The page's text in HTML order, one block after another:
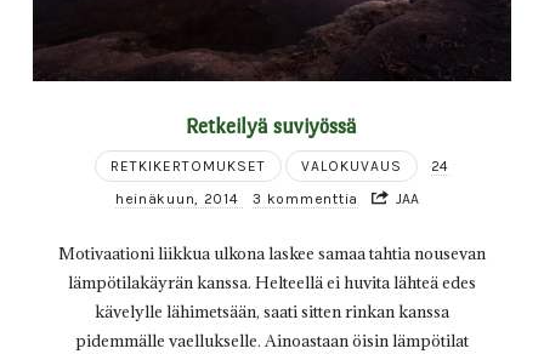
Retkeilyä suviyössä
RETKIKERTOMUKSET VALOKUVAUS
24
heinäkuun, 2014
3 kommenttia JAA
Motivaationi liikkua ulkona laskee samaa tahtia nousevan
lämpötilakäyrän kanssa. Helteellä ei huvita lähteä edes
kävelylle lähimetsään, saati sitten rinkan kanssa
pidemmälle vaellukselle. Ainoastaan öisin lämpötilat